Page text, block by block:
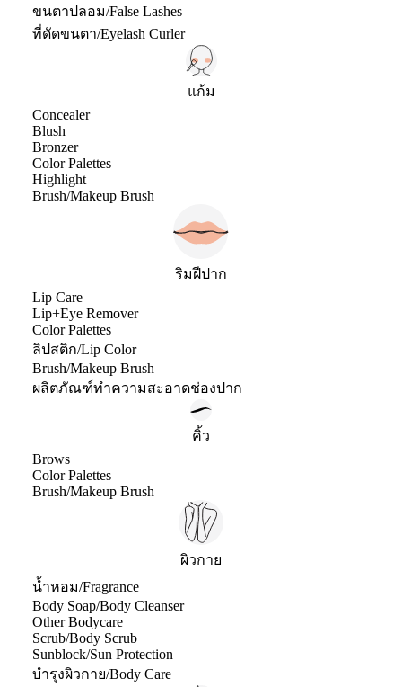
ขนตาปลอม/False Lashes
ที่ดัดขนตา/Eyelash Curler
แก้ม
Concealer
Blush
Bronzer
Color Palettes
Highlight
Brush/Makeup Brush
ริมฝีปาก
Lip Care
Lip+Eye Remover
Color Palettes
ลิปสติก/Lip Color
Brush/Makeup Brush
ผลิตภัณฑ์ทำความสะอาดช่องปาก
คิ้ว
Brows
Color Palettes
Brush/Makeup Brush
ผิวกาย
น้ำหอม/Fragrance
Body Soap/Body Cleanser
Other Bodycare
Scrub/Body Scrub
Sunblock/Sun Protection
บำรุงผิวกาย/Body Care